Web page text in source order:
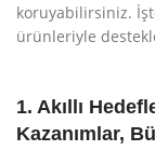
koruyabilirsiniz.
ürünleriyle
1. Akıllı
Kazanımlar,